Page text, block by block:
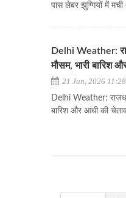
पास लेबर झुग्गियों में
Delhi Weather:
मौसम, भारी बारिश
21 Jun, 2026 11:28
Delhi Weather:
बारिश और आंधी की